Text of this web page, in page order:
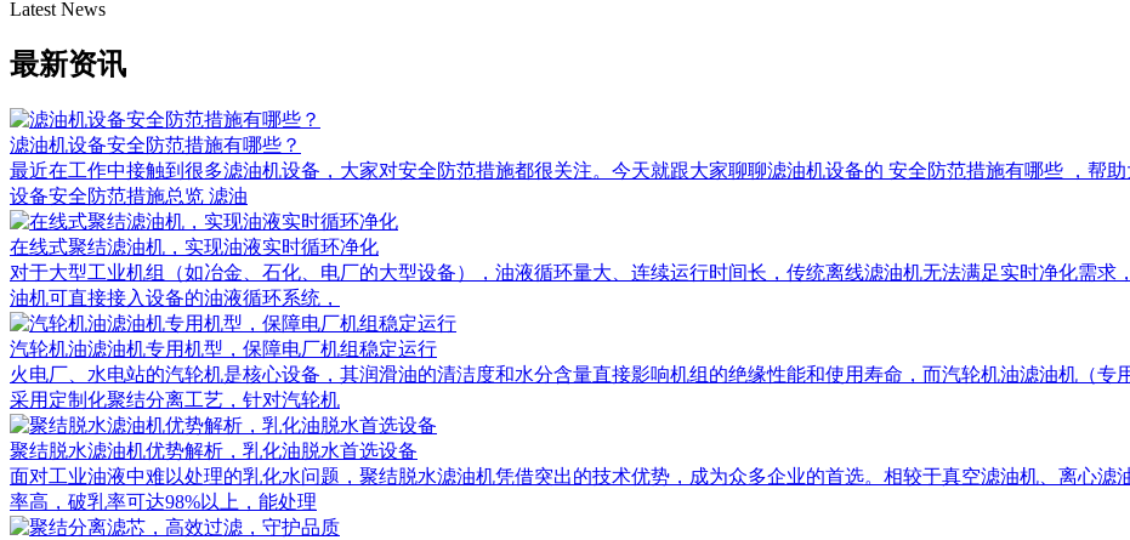
Latest News
最新资讯
滤油机设备安全防范措施有哪些？
最近在工作中接触到很多滤油机设备，大家对安全防范措施都很关注。今天就跟大家聊聊滤油机设备的 安全防范措施有哪些 ，帮
设备安全防范措施总览 滤油
在线式聚结滤油机，实现油液实时循环净化
对于大型工业机组（如冶金、石化、电厂的大型设备），油液循环量大、连续运行时间长，传统离线滤油机无法满足实时净化需
油机可直接接入设备的油液循环系统，
汽轮机油滤油机专用机型，保障电厂机组稳定运行
火电厂、水电站的汽轮机是核心设备，其润滑油的清洁度和水分含量直接影响机组的绝缘性能和使用寿命，而汽轮机油滤油机（
采用定制化聚结分离工艺，针对汽轮机
聚结脱水滤油机优势解析，乳化油脱水首选设备
面对工业油液中难以处理的乳化水问题，聚结脱水滤油机凭借突出的技术优势，成为众多企业的首选。相较于真空滤油机、离心
率高，破乳率可达98%以上，能处理